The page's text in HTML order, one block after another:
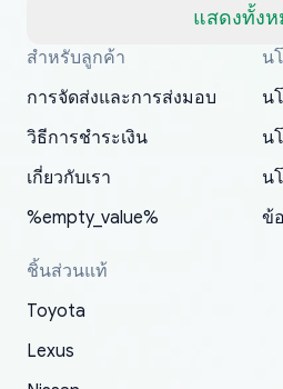
แสดงทั้ง
a matter of days. Very
well, I forgot to add my
my address and contacted
correct information. They
promptly. Will 100% be
Thank you, yoshiparts.com
customer service and for
have ordered from yoshi
2022. The first two orders
and with no problems. The
received at all. According
parcel was lost somewhere
replacement order was
The only reason for giving
South Guam
OEM parts at prices that
Fast shipping to USA… I’m
P. Ginez
Basically, this is my 6th
my XRs (which is hard to
19 delays which is
is packed well! More so, I
about the updates
my cart is available or not.
had troubles on my
and giving me updates.
All genuine oem parts all in
have told everyone about
appreciate everything.
Jay W
I am so shocked at good
needed parts for making
mudguards,flares ) area
my VDJ79, thank you
packaging and also
parts needed for upgrading
toyota!.
YANAN RAMIREZ GONZALEZ
สำหรับลูกค้า
การจัดส่งและการส่งมอบ
วิธีการชำระเงิน
เกี่ยวกับเรา
%empty_value%
น
น
น
น
ข้
ชิ้นส่วนแท้
Toyota
Lexus